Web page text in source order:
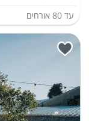
עד 80 אורחים